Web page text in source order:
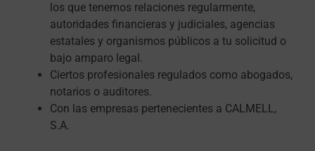
los que tenemos relaciones regularmente,
autoridades financieras y judiciales, agencias
estatales y organismos públicos a tu solicitud o
bajo amparo legal.
Ciertos profesionales regulados como abogados,
notarios o auditores.
Con las empresas pertenecientes a CALMELL,
S.A.